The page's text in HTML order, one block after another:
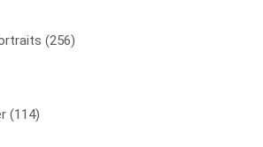
(256)
(114)